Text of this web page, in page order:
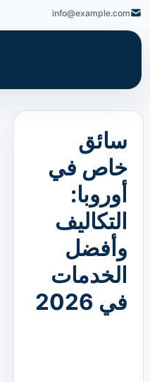
info@example.com
سائق
خاص في
أوروبا:
التكاليف
وأفضل
الخدمات
في 2026